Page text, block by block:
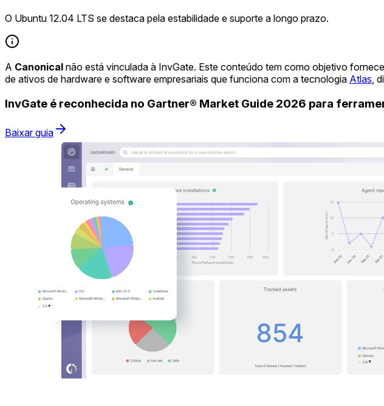
O Ubuntu 12.04 LTS se destaca pela estabilidade e suporte a longo prazo.
A Canonical não está vinculada à InvGate. Este conteúdo tem como objetivo
de ativos de hardware e software empresariais que funciona com a tecnologia Atlas ,
InvGate é reconhecida no Gartner® Market Guide 2026 para
Baixar guia